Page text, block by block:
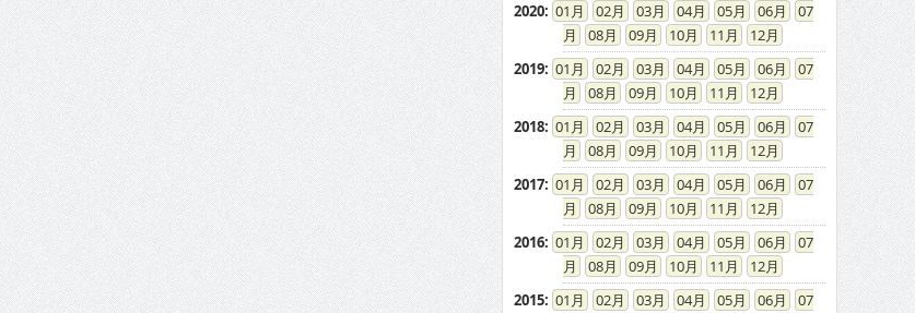
2020: 01 02 03 04 05 06
07
08
09 10 11
12
2019: 01 02 03 04 05 06
07
08
09 10 11
12
2018: 01 02 03 04 05 06
07
08
09 10 11
12
2017: 01 02 03 04 05 06
07
08
09 10 11
12
2016: 01 02 03 04 05 06
07
08
09 10 11
12
2015: 01 02 03 04 05 06
07